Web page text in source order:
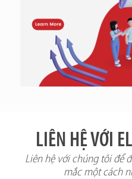
LIÊN HỆ VỚI
Liên hệ với chúng tôi để
mắc một cách